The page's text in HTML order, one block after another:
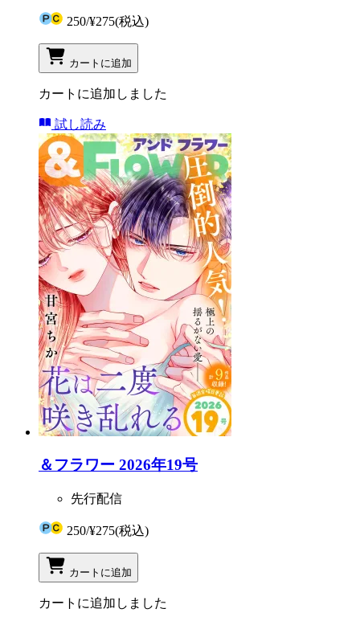
250/¥275(税込)
カートに追加
カートに追加しました
試し読み
＆フラワー 2026年19号
先行配信
250/¥275(税込)
カートに追加
カートに追加しました